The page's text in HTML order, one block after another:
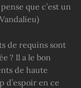
que c’est un
de requins sont
? Il a le bon
de haute
d’espoir en ce